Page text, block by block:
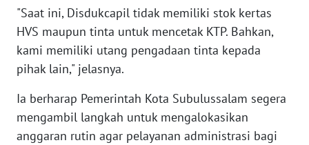
"Saat ini, Disdukcapil tidak memiliki stok kertas
HVS maupun tinta untuk mencetak KTP. Bahkan,
kami memiliki utang pengadaan tinta kepada
pihak lain," jelasnya.
Ia berharap Pemerintah Kota Subulussalam segera
mengambil langkah untuk mengalokasikan
anggaran rutin agar pelayanan administrasi bagi
PAPUA
BARAT
WN
RIAU
SERAMBI